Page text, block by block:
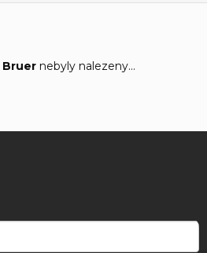
Bruer nebyly nalezeny...